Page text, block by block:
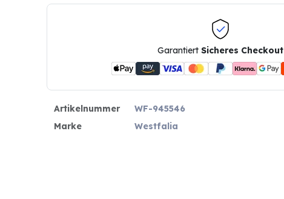
GarantiertSicheres Checkout
Artikelnummer
WF-945546
Marke
Westfalia